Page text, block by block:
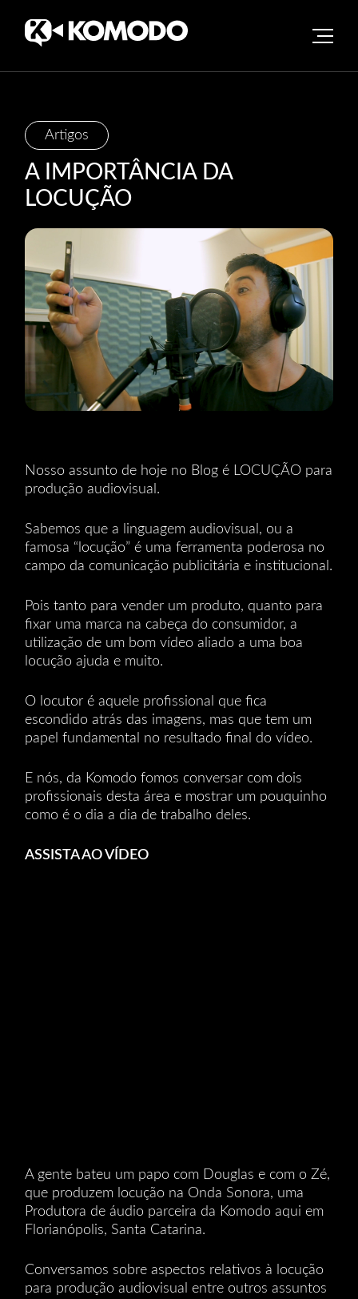
content
Artigos
A IMPORTÂNCIA DA
LOCUÇÃO
Nosso assunto de hoje no Blog é LOCUÇÃO para
produção audiovisual.
Sabemos que a linguagem audiovisual, ou a
famosa “locução” é uma ferramenta poderosa no
campo da comunicação publicitária e institucional.
Pois tanto para vender um produto, quanto para
fixar uma marca na cabeça do consumidor, a
utilização de um bom vídeo aliado a uma boa
locução ajuda e muito.
O locutor é aquele profissional que fica
escondido atrás das imagens, mas que tem um
papel fundamental no resultado final do vídeo.
E nós, da Komodo fomos conversar com dois
profissionais desta área e mostrar um pouquinho
como é o dia a dia de trabalho deles.
ASSISTA AO VÍDEO
A gente bateu um papo com Douglas e com o Zé,
que produzem locução na Onda Sonora, uma
Produtora de áudio parceira da Komodo aqui em
Florianópolis, Santa Catarina.
Conversamos sobre aspectos relativos à locução
para produção audiovisual entre outros assuntos